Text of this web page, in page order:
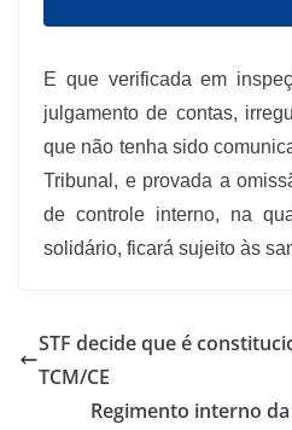
E que verificada em
julgamento de contas,
que não tenha sido
Tribunal, e provada a
de controle interno, na
solidário, ficará sujeito às
STF decide que é
TCM/CE
Regimento interno